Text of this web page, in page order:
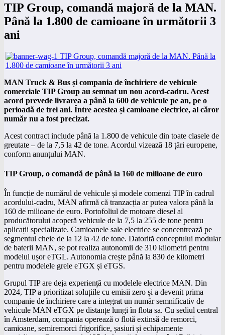
TIP Group, comandă majoră de la MAN.
Până la 1.800 de camioane în următorii 3
ani
MAN Truck & Bus și compania de închiriere de vehicule
comerciale TIP Group au semnat un nou acord-cadru. Acest
acord prevede livrarea a până la 600 de vehicule pe an, pe o
perioadă de trei ani. Între acestea și camioane electrice, al căror
număr nu a fost precizat.
Acest contract include până la 1.800 de vehicule din toate clasele de
greutate – de la 7,5 la 42 de tone. Acordul vizează 18 țări europene,
conform anunțului MAN.
TIP Group, o comandă de până la 160 de milioane de euro
În funcție de numărul de vehicule și modele comenzi TIP în cadrul
acordului-cadru, MAN afirmă că tranzacția ar putea valora până la
160 de milioane de euro. Portofoliul de motoare diesel al
producătorului acoperă vehicule de la 7,5 la 255 de tone pentru
aplicații specializate. Camioanele sale electrice se concentrează pe
segmentul cheie de la 12 la 42 de tone. Datorită conceptului modular
de baterii MAN, se pot realiza autonomii de 310 kilometri pentru
modelul ușor eTGL. Autonomia crește până la 830 de kilometri
pentru modelele grele eTGX și eTGS.
Grupul TIP are deja experiență cu modelele electrice MAN. Din
2024, TIP a prioritizat soluțiile cu emisii zero și a devenit prima
companie de închiriere care a integrat un număr semnificativ de
vehicule MAN eTGX pe distanțe lungi în flota sa. Cu sediul central
în Amsterdam, compania operează o flotă extinsă de remorci,
camioane, semiremorci frigorifice, șasiuri și echipamente